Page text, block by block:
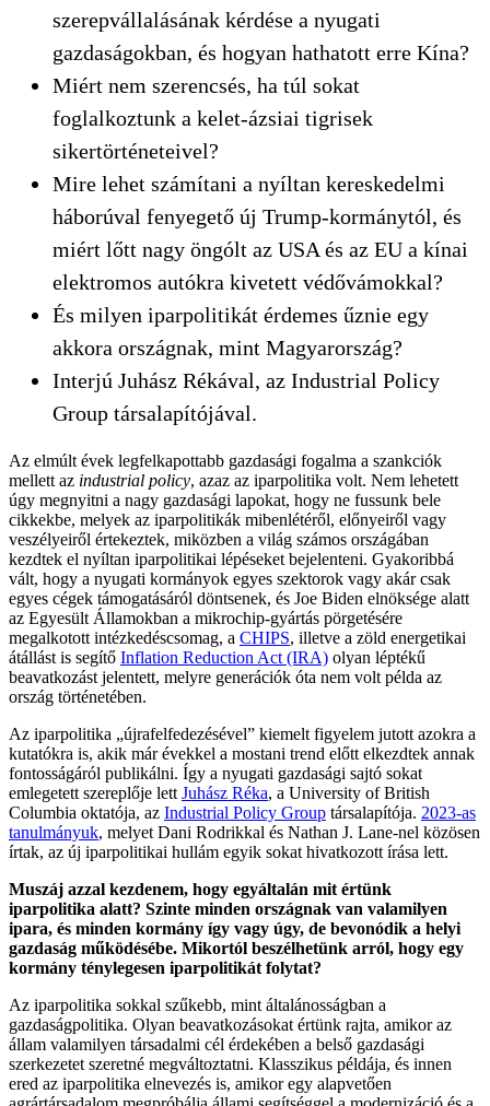
szerepvállalásának kérdése a nyugati
gazdaságokban, és hogyan hathatott erre Kína?
Miért nem szerencsés, ha túl sokat
foglalkoztunk a kelet-ázsiai tigrisek
sikertörténeteivel?
Mire lehet számítani a nyíltan kereskedelmi
háborúval fenyegető új Trump-kormánytól, és
miért lőtt nagy öngólt az USA és az EU a kínai
elektromos autókra kivetett védővámokkal?
És milyen iparpolitikát érdemes űznie egy
akkora országnak, mint Magyarország?
Interjú Juhász Rékával, az Industrial Policy
Group társalapítójával.
Az elmúlt évek legfelkapottabb gazdasági fogalma a szankciók
mellett az industrial policy, azaz az iparpolitika volt. Nem lehetett
úgy megnyitni a nagy gazdasági lapokat, hogy ne fussunk bele
cikkekbe, melyek az iparpolitikák mibenlétéről, előnyeiről vagy
veszélyeiről értekeztek, miközben a világ számos országában
kezdtek el nyíltan iparpolitikai lépéseket bejelenteni. Gyakoribbá
vált, hogy a nyugati kormányok egyes szektorok vagy akár csak
egyes cégek támogatásáról döntsenek, és Joe Biden elnöksége alatt
az Egyesült Államokban a mikrochip-gyártás pörgetésére
megalkotott intézkedéscsomag, a CHIPS, illetve a zöld energetikai
átállást is segítő Inflation Reduction Act (IRA) olyan léptékű
beavatkozást jelentett, melyre generációk óta nem volt példa az
ország történetében.
Az iparpolitika „újrafelfedezésével” kiemelt figyelem jutott azokra a
kutatókra is, akik már évekkel a mostani trend előtt elkezdtek annak
fontosságáról publikálni. Így a nyugati gazdasági sajtó sokat
emlegetett szereplője lett Juhász Réka, a University of British
Columbia oktatója, az Industrial Policy Group társalapítója. 2023-as
tanulmányuk, melyet Dani Rodrikkal és Nathan J. Lane-nel közösen
írtak, az új iparpolitikai hullám egyik sokat hivatkozott írása lett.
Muszáj azzal kezdenem, hogy egyáltalán mit értünk
iparpolitika alatt? Szinte minden országnak van valamilyen
ipara, és minden kormány így vagy úgy, de bevonódik a helyi
gazdaság működésébe. Mikortól beszélhetünk arról, hogy egy
kormány ténylegesen iparpolitikát folytat?
Az iparpolitika sokkal szűkebb, mint általánosságban a
gazdaságpolitika. Olyan beavatkozásokat értünk rajta, amikor az
állam valamilyen társadalmi cél érdekében a belső gazdasági
szerkezetet szeretné megváltoztatni. Klasszikus példája, és innen
ered az iparpolitika elnevezés is, amikor egy alapvetően